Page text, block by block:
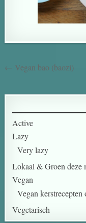
← Vegan bao (baozi)
Active
Lazy
Very lazy
Lokaal & Groen deze
Vegan
Vegan kerstrecepten
Vegetarisch